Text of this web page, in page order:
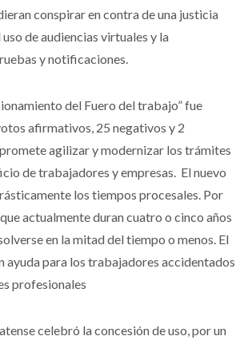
conspirar en contra de una justicia
de audiencias virtuales y la
y notificaciones.
del Fuero del trabajo” fue
afirmativos, 25 negativos y 2
agilizar y modernizar los trámites
de trabajadores y empresas. El nuevo
los tiempos procesales. Por
actualmente duran cuatro o cinco años
en la mitad del tiempo o menos. El
ayuda para los trabajadores accidentados
profesionales
celebró la concesión de uso, por un